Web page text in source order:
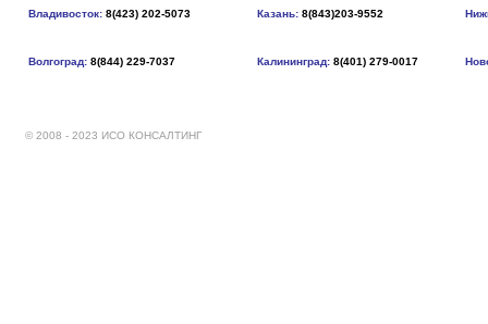
Владивосток: 8(423) 202-5073 Казань: 8(843)203-9552
Волгоград: 8(844) 229-7037 Калининград: 8(401) 279-0017
© 2008 - 2023 ИСО КОНСАЛТИНГ